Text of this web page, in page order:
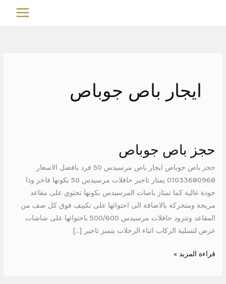
MAIN
ايجار باص جوباص
حجز باص جوباص
حجز باص جوباص ايجار باص مرسيدس 50 فرد بافضل الاسعار
01033680968 يمتاز تاجير حافلات مرسيدس 50 بكونها فاخر وذا
جودة عالية كما تمتاز باصات المرسيدس بكونها تحتوي على مقاعد
مريحة ومتحركة بالاضافة الى احتوائها على تكييف فوق كل صف من
المقاعد وتتزود حافلات مرسيدس 500/600 باحتوائها على شاشات
عرض لتسلية الركاب اثناء الرحلات يتميز تاجير […]
جوباص
قراءة المزيد »